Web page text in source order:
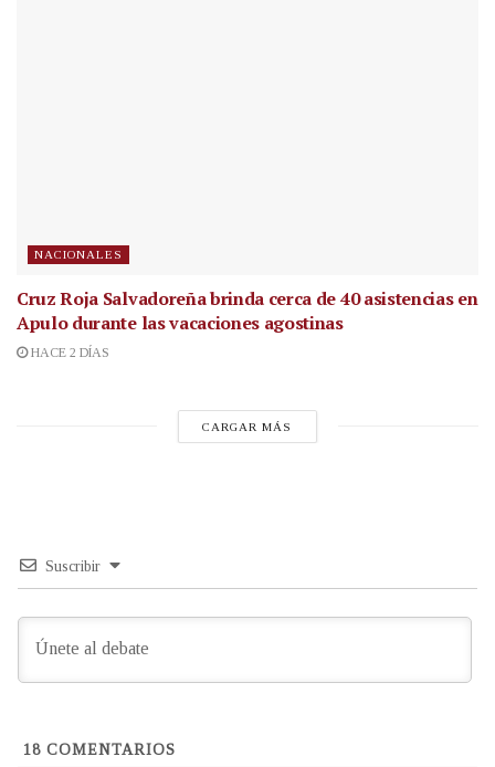
NACIONALES
Cruz Roja Salvadoreña brinda cerca de 40 asistencias en
Apulo durante las vacaciones agostinas
HACE 2 DÍAS
CARGAR MÁS
Suscribir
18 COMENTARIOS